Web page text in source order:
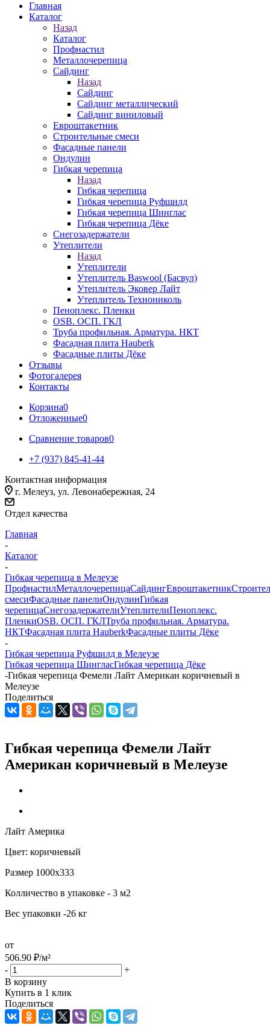
Главная
Каталог
Назад
Каталог
Профнастил
Металлочерепица
Сайдинг
Назад
Сайдинг
Сайдинг металлический
Сайдинг виниловый
Евроштакетник
Строительные смеси
Фасадные панели
Ондулин
Гибкая черепица
Назад
Гибкая черепица
Гибкая черепица Руфшилд
Гибкая черепица Шинглас
Гибкая черепица Дёке
Снегозадержатели
Утеплители
Назад
Утеплители
Утеплитель Baswool (Басвул)
Утеплитель Эковер Лайт
Утеплитель Технониколь
Пеноплекс. Пленки
OSB. ОСП. ГКЛ
Труба профильная. Арматура. НКТ
Фасадная плита Hauberk
Фасадные плиты Дёке
Отзывы
Фотогалерея
Контакты
Корзина0
Отложенные0
Сравнение товаров0
+7 (937) 845-41-44
Контактная информация
г. Мелеуз, ул. Левонабережная, 24
Отдел качества
Главная
-
Каталог
-
Гибкая черепица в Мелеузе
ПрофнастилМеталлочерепицаСайдингЕвроштакетник
смесиФасадные панелиОндулинГибкая
черепицаСнегозадержателиУтеплителиПеноплекс.
ПленкиOSB. ОСП. ГКЛТруба профильная. Арматура.
НКТФасадная плита HauberkФасадные плиты Дёке
-
Гибкая черепица Руфшилд в Мелеузе
Гибкая черепица ШингласГибкая черепица Дёке
-Гибкая черепица Фемели Лайт Американ коричневый в
Мелеузе
Поделиться
Гибкая черепица Фемели Лайт
Американ коричневый в Мелеузе
Лайт Америка
Цвет: коричневый
Размер 1000х333
Колличество в упаковке - 3 м2
Вес упаковки -26 кг
от
506.90 ₽/м²
-
+
В корзину
Купить в 1 клик
Поделиться